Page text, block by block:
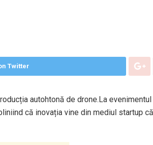
Twitter
autohtonă de drone.La evenimentul
că inovația vine din mediul startup